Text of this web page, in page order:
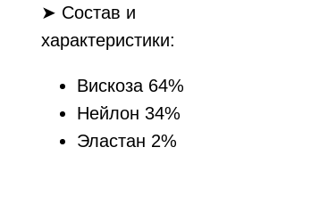
➤ Состав и
характеристики:
Вискоза 64%
Нейлон 34%
Эластан 2%